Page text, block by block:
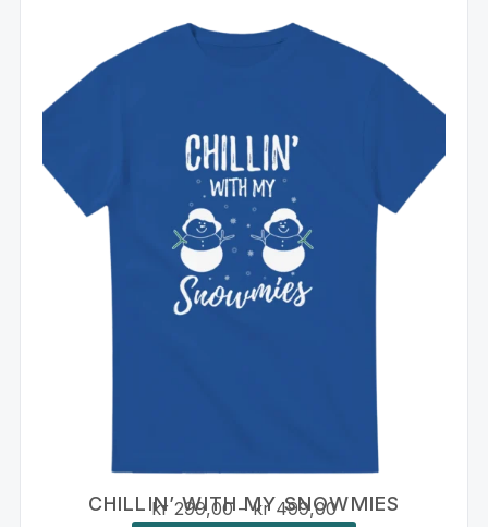
CHILLIN’ WITH MY SNOWMIES
kr299,00 – kr499,00